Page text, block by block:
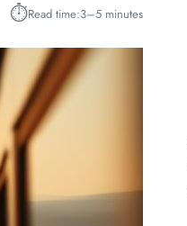
⏱︎Read time:3–5 minutes